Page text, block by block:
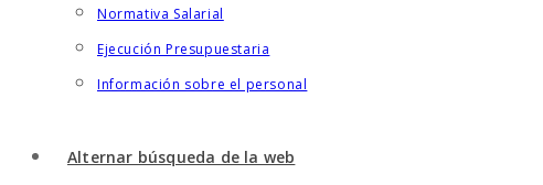
Normativa Salarial
Ejecución Presupuestaria
Información sobre el personal
Alternar búsqueda de la web